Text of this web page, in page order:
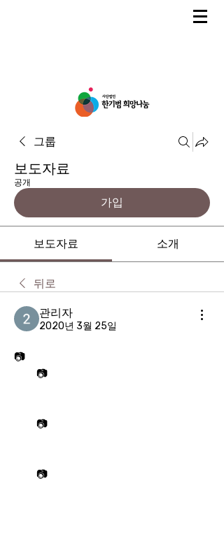
그룹
보도자료
공개
가입
보도자료 소개
뒤로
관리자
2020년 3월 25일
`📷
📷
📷
📷